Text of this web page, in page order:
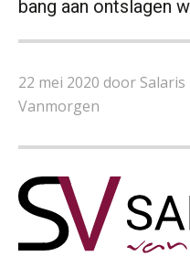
bang aan ontslagen
22 mei 2020 door Salaris
Vanmorgen
24
Module
Markus
24
25
AUG